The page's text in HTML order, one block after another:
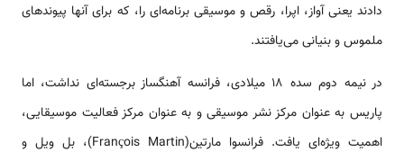
دادند یعنی آواز، اپرا، رقص و موسیقی برنامه‌ای را، که برای آنها پیوندهای
ملموس و بنیانی می‌یافتند.
در نیمه دوم سده 18 میلادی، فرانسه آهنگساز برجسته‌ای نداشت، اما
پاریس به عنوان مرکز نشر موسیقی و به عنوان مرکز فعالیت موسیقایی،
اهمیت ویژه‌ای یافت. فرانسوا مارتین(François Martin)، بل ویل و